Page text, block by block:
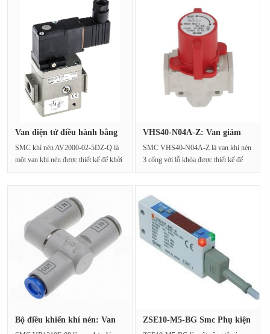
Van điện tử điều hành bằng
SMC khí nén AV2000-02-5DZ-Q là
một van khí nén được thiết kế để khởi
VHS40-N04A-Z: Van giảm
SMC VHS40-N04A-Z là van khí nén
3 cổng với lỗ khóa được thiết kế để
Bộ điều khiển khí nén: Van
ZSE10-M5-BG Smc Phụ kiện